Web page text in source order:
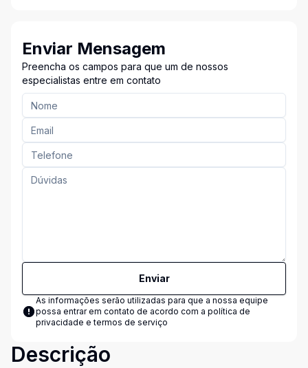
Enviar Mensagem
Preencha os campos para que um de nossos
especialistas entre em contato
Enviar
As informações serão utilizadas para que a nossa equipe
possa entrar em contato de acordo com a política de
privacidade e termos de serviço
Descrição